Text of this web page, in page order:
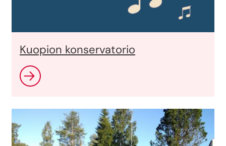
Kuopion konservatorio